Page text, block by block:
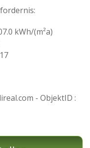
kWh/(m²a)
- ObjektID :